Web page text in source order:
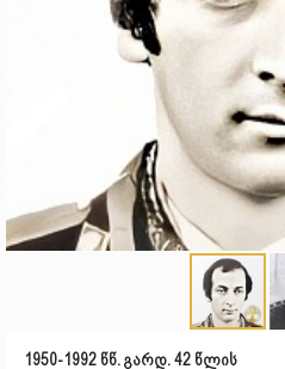
1950-1992 წწ. გარდ. 42 წლის